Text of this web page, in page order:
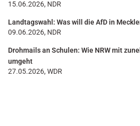
15.06.2026, NDR
Landtagswahl: Was will die AfD in
09.06.2026, NDR
Drohmails an Schulen: Wie NRW mit
umgeht
27.05.2026, WDR